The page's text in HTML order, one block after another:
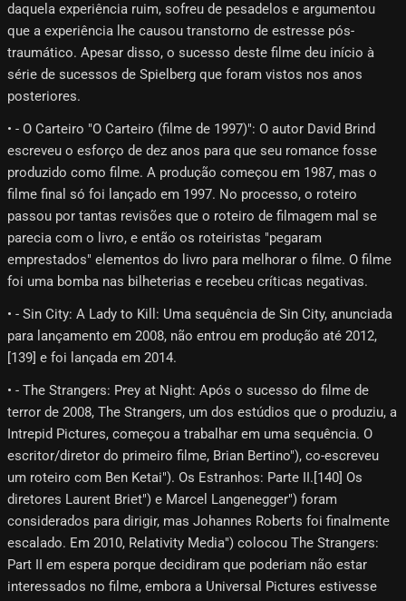
daquela experiência ruim, sofreu de pesadelos e argumentou
que a experiência lhe causou transtorno de estresse pós-
traumático. Apesar disso, o sucesso deste filme deu início à
série de sucessos de Spielberg que foram vistos nos anos
posteriores.
• - O Carteiro "O Carteiro (filme de 1997)": O autor David Brind
escreveu o esforço de dez anos para que seu romance fosse
produzido como filme. A produção começou em 1987, mas o
filme final só foi lançado em 1997. No processo, o roteiro
passou por tantas revisões que o roteiro de filmagem mal se
parecia com o livro, e então os roteiristas "pegaram
emprestados" elementos do livro para melhorar o filme. O filme
foi uma bomba nas bilheterias e recebeu críticas negativas.
• - Sin City: A Lady to Kill: Uma sequência de Sin City, anunciada
para lançamento em 2008, não entrou em produção até 2012,
[139]​ e foi lançada em 2014.
• - The Strangers: Prey at Night: Após o sucesso do filme de
terror de 2008, The Strangers, um dos estúdios que o produziu, a
Intrepid Pictures, começou a trabalhar em uma sequência. O
escritor/diretor do primeiro filme, Brian Bertino"), co-escreveu
um roteiro com Ben Ketai"). Os Estranhos: Parte II.[140] Os
diretores Laurent Briet") e Marcel Langenegger") foram
considerados para dirigir, mas Johannes Roberts foi finalmente
escalado. Em 2010, Relativity Media") colocou The Strangers:
Part II em espera porque decidiram que poderiam não estar
interessados no filme, embora a Universal Pictures estivesse